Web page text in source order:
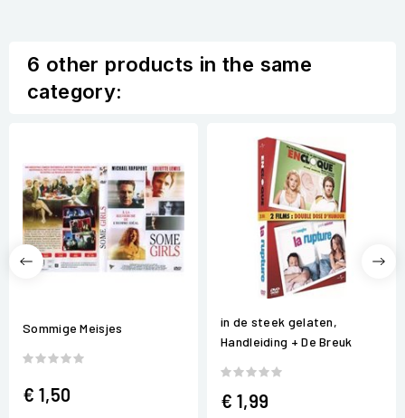
6 other products in the same
category:
Sommige Meisjes
€ 1,50
in de steek gelaten,
Handleiding + De Breuk
€ 1,99